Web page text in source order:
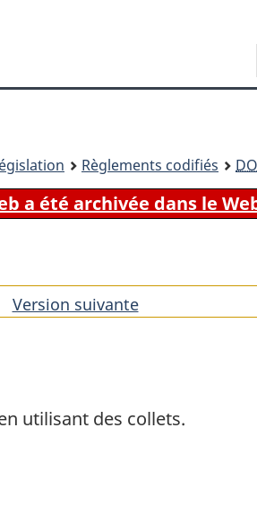
principal
À
site
version
Règlements codifiés
a été archivée dans le
Version suivantede
utilisant des collets.